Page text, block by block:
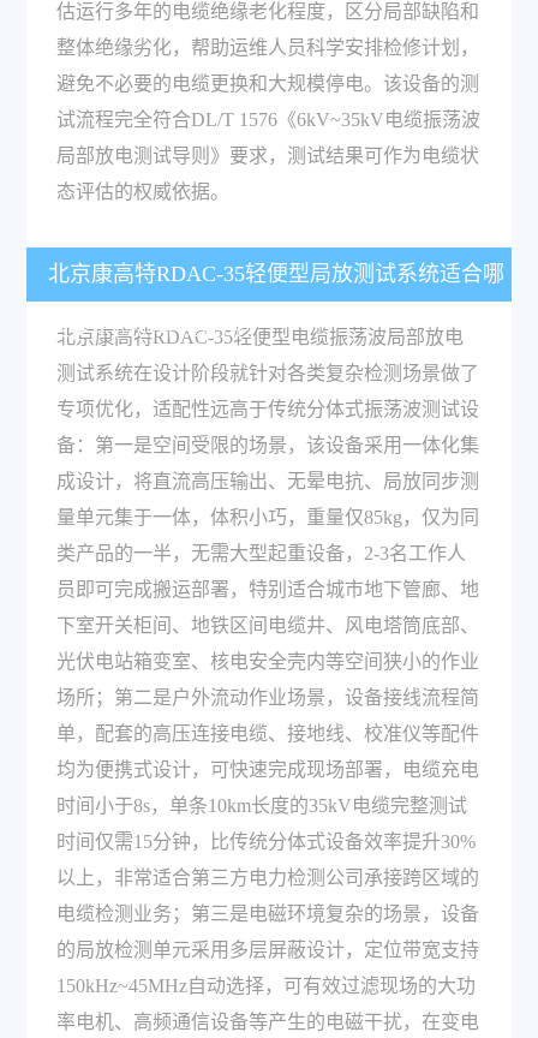
估运行多年的电缆绝缘老化程度，区分局部缺陷和
整体绝缘劣化，帮助运维人员科学安排检修计划，
避免不必要的电缆更换和大规模停电。该设备的测
试流程完全符合DL/T 1576《6kV~35kV电缆振荡波
局部放电测试导则》要求，测试结果可作为电缆状
态评估的权威依据。
北京康高特RDAC-35轻便型局放测试系统适合哪
些复杂检测环境使用？
北京康高特RDAC-35轻便型电缆振荡波局部放电
测试系统在设计阶段就针对各类复杂检测场景做了
专项优化，适配性远高于传统分体式振荡波测试设
备：第一是空间受限的场景，该设备采用一体化集
成设计，将直流高压输出、无晕电抗、局放同步测
量单元集于一体，体积小巧，重量仅85kg，仅为同
类产品的一半，无需大型起重设备，2-3名工作人
员即可完成搬运部署，特别适合城市地下管廊、地
下室开关柜间、地铁区间电缆井、风电塔筒底部、
光伏电站箱变室、核电安全壳内等空间狭小的作业
场所；第二是户外流动作业场景，设备接线流程简
单，配套的高压连接电缆、接地线、校准仪等配件
均为便携式设计，可快速完成现场部署，电缆充电
时间小于8s，单条10km长度的35kV电缆完整测试
时间仅需15分钟，比传统分体式设备效率提升30%
以上，非常适合第三方电力检测公司承接跨区域的
电缆检测业务；第三是电磁环境复杂的场景，设备
的局放检测单元采用多层屏蔽设计，定位带宽支持
150kHz~45MHz自动选择，可有效过滤现场的大功
率电机、高频通信设备等产生的电磁干扰，在变电